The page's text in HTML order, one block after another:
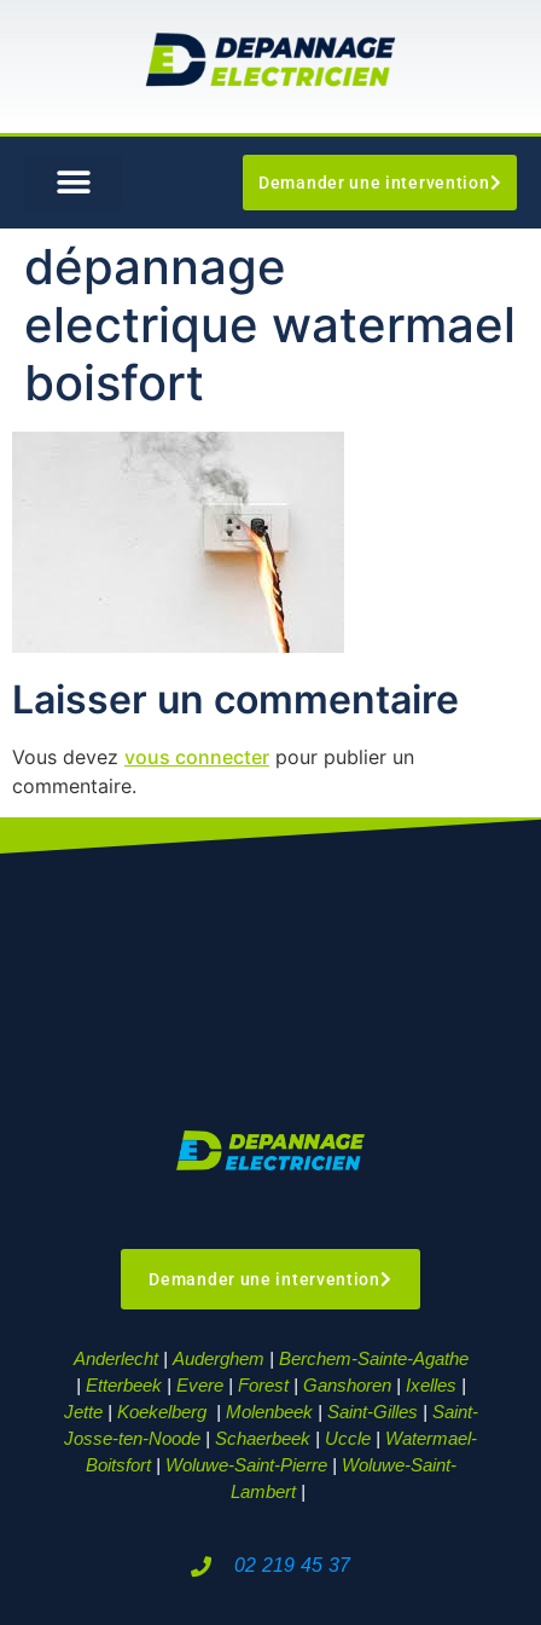
Demander une intervention
dépannage
electrique watermael
boisfort
Laisser un commentaire
Vous devez vous connecter pour publier un
commentaire.
Demander une intervention
Anderlecht| Auderghem | Berchem-Sainte-Agathe
| Etterbeek| Evere| Forest| Ganshoren| Ixelles |
Jette| Koekelberg| Molenbeek | Saint-Gilles | Saint-
Josse-ten-Noode | Schaerbeek | Uccle | Watermael-
Boitsfort| Woluwe-Saint-Pierre| Woluwe-Saint-
Lambert|
02 219 45 37